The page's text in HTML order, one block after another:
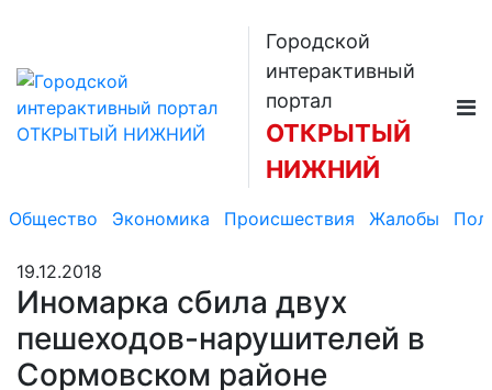
Городской
интерактивный
портал
ОТКРЫТЫЙ
НИЖНИЙ
Общество Экономика Происшествия Жалобы
19.12.2018
Иномарка сбила двух
пешеходов-нарушителей в
Сормовском районе